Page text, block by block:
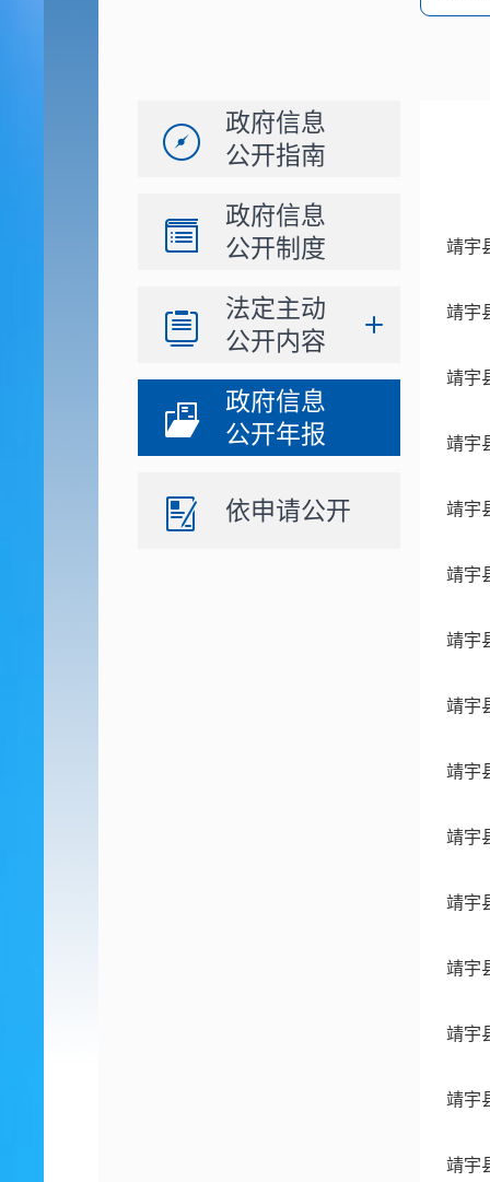
政府信息
公开指南
政府信息
公开制度
法定主动
公开内容
政府信息
公开年报
依申请公开
靖宇
靖宇
靖宇
靖宇
靖宇
靖宇
靖宇
靖宇
靖宇
靖宇
靖宇
靖宇
靖宇
靖宇
靖宇